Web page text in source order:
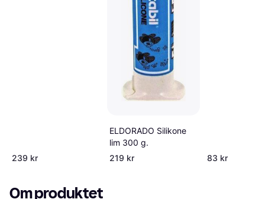
239 kr
ELDORADO Silikone
lim 300 g.
219 kr
83 kr
Om produktet